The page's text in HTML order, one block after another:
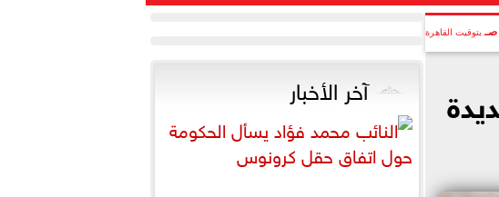
بتوقيت القاهرة
آخر الأخبار